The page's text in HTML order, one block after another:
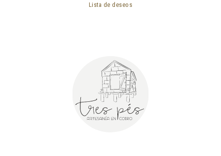
Lista de deseos